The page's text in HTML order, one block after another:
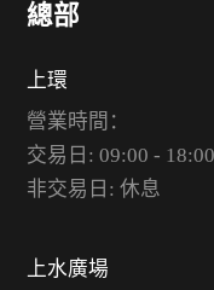
總部
上環
營業時間：
交易日: 09:00 - 18:00
非交易日: 休息
上水廣場